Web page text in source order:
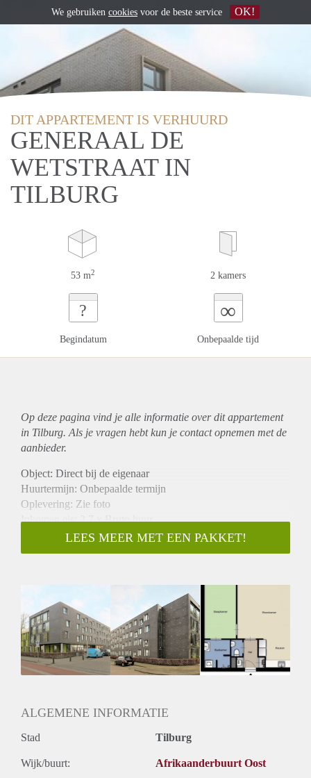
DIT APPARTEMENT IS VERHUURD
GENERAAL DE
WETSTRAAT IN
TILBURG
53 m2 2 kamers
?
Begindatum
∞
Onbepaalde tijd
Op deze pagina vind je alle informatie over ditappartement
in Tilburg. Als je vragen hebt kun je contact opnemen met de
aanbieder.
Object: Direct bij de eigenaar
Huurtermijn: Onbepaalde termijn
Oplevering: Zie foto
Inkomen eis: 2,7 x Bruto huur
Garantiestelling mogelijk: Ja
Borg: 1 Maand
Huisdieren toegestaan: Afhankelijk van de Eigenaar
Huurtoeslag grens: Nee
Geschikt voor studenten: Afhankelijk van de Eigenaar
LEES MEER MET EEN PAKKET!
ALGEMENE INFORMATIE
Stad Tilburg
Wijk/buurt: Afrikaanderbuurt Oost
We gebruiken cookies voor de beste service OK!